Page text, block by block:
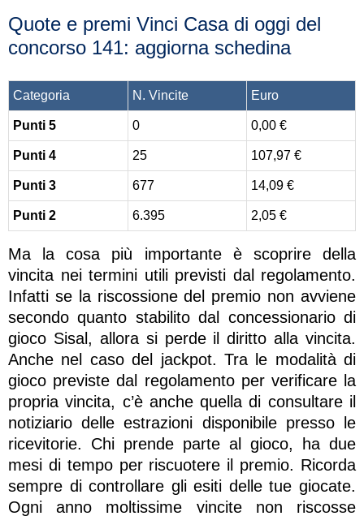
Quote e premi Vinci Casa di oggi del
concorso 141: aggiorna schedina
Categoria N. Vincite Euro
Punti 5 0 0,00 €
Punti 4 25 107,97 €
Punti 3 677 14,09 €
Punti 2 6.395 2,05 €
Ma la cosa più importante è scoprire della
vincita nei termini utili previsti dal regolamento.
Infatti se la riscossione del premio non avviene
secondo quanto stabilito dal concessionario di
gioco Sisal, allora si perde il diritto alla vincita.
Anche nel caso del jackpot. Tra le modalità di
gioco previste dal regolamento per verificare la
propria vincita, c’è anche quella di consultare il
notiziario delle estrazioni disponibile presso le
ricevitorie. Chi prende parte al gioco, ha due
mesi di tempo per riscuotere il premio. Ricorda
sempre di controllare gli esiti delle tue giocate.
Ogni anno moltissime vincite non riscosse